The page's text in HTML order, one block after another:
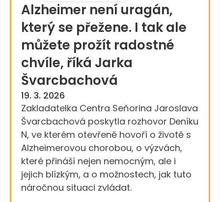
Alzheimer není uragán,
který se přežene. I tak ale
můžete prožít radostné
chvíle, říká Jarka
Švarcbachová
19. 3. 2026
Zakladatelka Centra Seňorina Jaroslava
Švarcbachová poskytla rozhovor Deníku
N, ve kterém otevřeně hovoří o životě s
Alzheimerovou chorobou, o výzvách,
které přináší nejen nemocným, ale i
jejich blízkým, a o možnostech, jak tuto
náročnou situaci zvládat.